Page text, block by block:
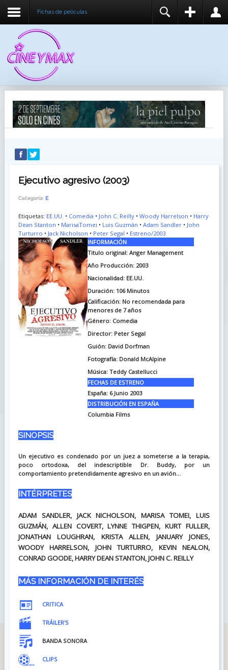
Fichas de peliculas
RECUÉRDEME
IDENTIFICARSE
REGISTER
Ejecutivo agresivo (2003)
Categoría: E
Etiquetas: EE.UU. • Comedia • John C. Reilly• Woody Harrelson • Harry
Dean Stanton • MarisaTomei • Luis Guzmán • Adam Sandler• John
Turturro • Jack Nicholson • Peter Segal • Estreno/2003
INFORMACIÓN
Titulo original: Anger Management
Año Producción: 2003
Nacionalidad: EE.UU.
Duración: 106 Minutos
Calificación: No recomendada para
menores de 7 años
Género: Comedia
Director: Peter Segal
Guión: David Dorfman
Fotografía: Donald McAlpine
Música: Teddy Castellucci
FECHAS DE ESTRENO
España: 6 Junio 2003
DISTRIBUCIÓN EN ESPAÑA
Columbia Films
SINOPSIS
Un ejecutivo es condenado por un juez a someterse a la terapia,
poco ortodoxa, del indescriptible Dr. Buddy, por un
comportamiento pretendidamente agresivo en un avión...
INTÉRPRETES
ADAM SANDLER, JACK NICHOLSON, MARISA TOMEI, LUIS
GUZMÁN, ALLEN COVERT, LYNNE THIGPEN, KURT FULLER,
JONATHAN LOUGHRAN, KRISTA ALLEN, JANUARY JONES,
WOODY HARRELSON, JOHN TURTURRO, KEVIN NEALON,
CONRAD GOODE, HARRY DEAN STANTON, JOHN C. REILLY
MÁS INFORMACIÓN DE INTERÉS
CRITICA
TRÁILER'S
BANDA SONORA
CLIPS